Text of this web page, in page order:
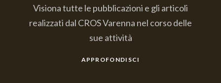
Visiona tutte le pubblicazioni e gli articoli
realizzati dal CROS Varenna nel corso delle
sue attività
APPROFONDISCI